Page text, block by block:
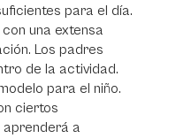
para el día.
una extensa
Los padres
de la actividad.
para el niño.
ciertos
aprenderá a